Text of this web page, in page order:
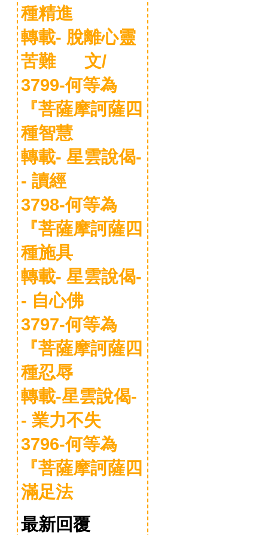
種精進
轉載- 脫離心靈
苦難 文/
3799-何等為
『菩薩摩訶薩四
種智慧
轉載- 星雲說偈-
- 讀經
3798-何等為
『菩薩摩訶薩四
種施具
轉載- 星雲說偈-
- 自心佛
3797-何等為
『菩薩摩訶薩四
種忍辱
轉載-星雲說偈-
- 業力不失
3796-何等為
『菩薩摩訶薩四
滿足法
最新回覆